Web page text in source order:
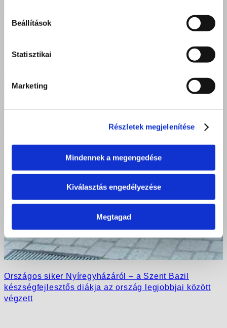
Beállítások
Statisztikai
Marketing
Részletek megjelenítése
Mindennek a megengedése
Kiválasztás engedélyezése
Megtagad
Országos siker Nyíregyházáról – a Szent Bazil
készségfejlesztős diákja az ország legjobbjai között
végzett